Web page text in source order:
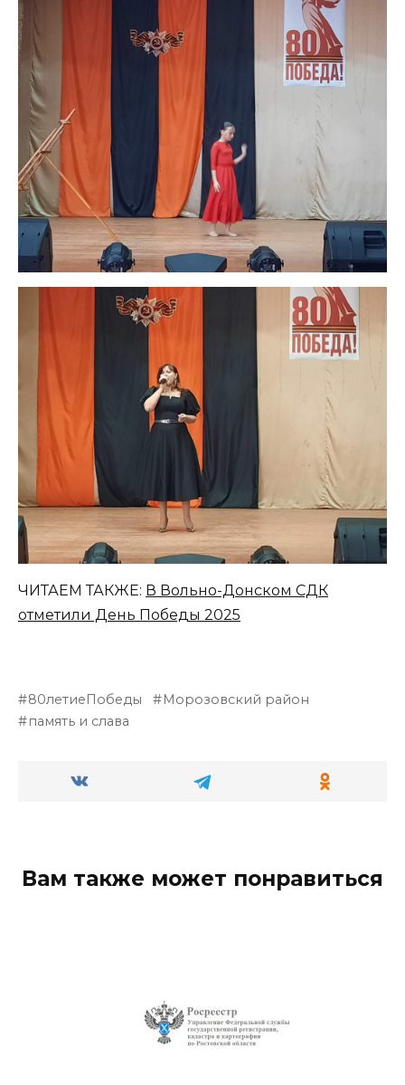
ЧИТАЕМ ТАКЖЕ: В Вольно-Донском СДК
отметили День Победы 2025
80летиеПобеды
Морозовский район
память и слава
Вам также может понравиться